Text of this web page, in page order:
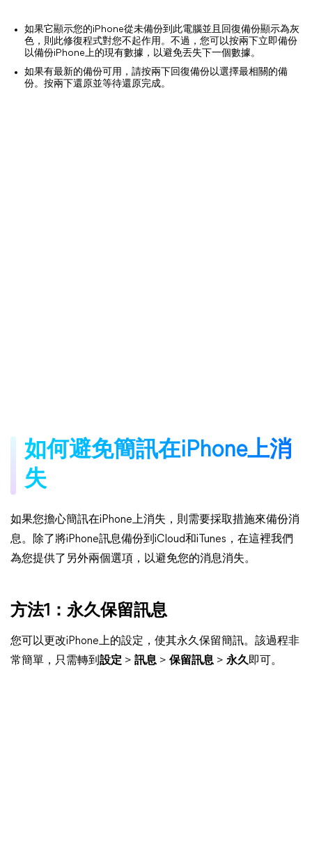
如果它顯示您的iPhone從未備份到此電腦並且回復備份顯示為灰
色，則此修復程式對您不起作用。不過，您可以按兩下立即備份
以備份iPhone上的現有數據，以避免丟失下一個數據。
如果有最新的備份可用，請按兩下回復備份以選擇最相關的備
份。按兩下還原並等待還原完成。
如何避免簡訊在iPhone上消
失
如果您擔心簡訊在iPhone上消失，則需要採取措施來備份消
息。除了將iPhone訊息備份到iCloud和iTunes，在這裡我們
為您提供了另外兩個選項，以避免您的消息消失。
方法1：永久保留訊息
您可以更改iPhone上的設定，使其永久保留簡訊。該過程非
常簡單，只需轉到 設定 > 訊息 > 保留訊息 > 永久即可。